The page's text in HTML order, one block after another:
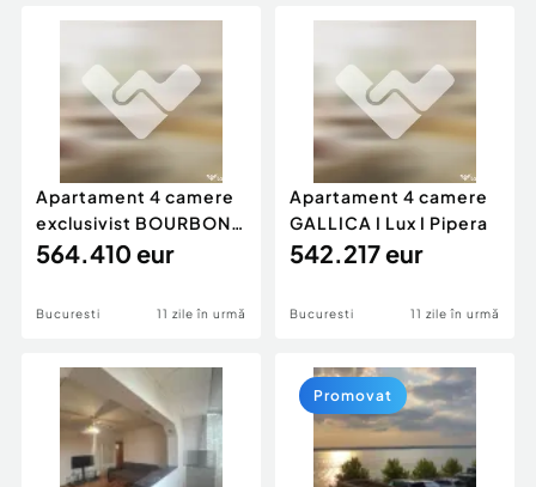
Animale de companie
Afaceri și echipamente profesionale
Inchiriere Bunuri si Vehicule
Utilaje agricole si industriale
Piese auto si accesorii
Dacia Duster
Apartament 4 camere
exclusivist BOURBON
ROSE I Iancu Nicolae
564.410 eur
Bucuresti 11 zile în urmă
Apartament 4 camere
GALLICA I Lux I Pipera
542.217 eur
Bucuresti 11 zile în urmă
Promovat